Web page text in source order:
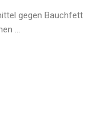
gegen Bauchfett
...